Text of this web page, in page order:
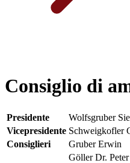
Consiglio di
Presidente
Wolfsgruber
Vicepresidente Schweigkofler
Consiglieri
Gruber Erwin
Göller Dr. Peter